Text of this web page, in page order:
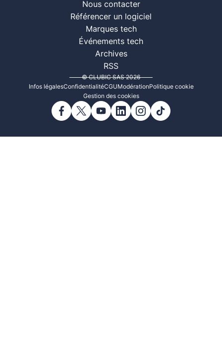
Nous contacter
Référencer un logiciel
Marques tech
Événements tech
Archives
RSS
© CLUBIC SAS 2026
Infos légalesConfidentialitéCGUModérationPolitique cookie
Gestion des cookies